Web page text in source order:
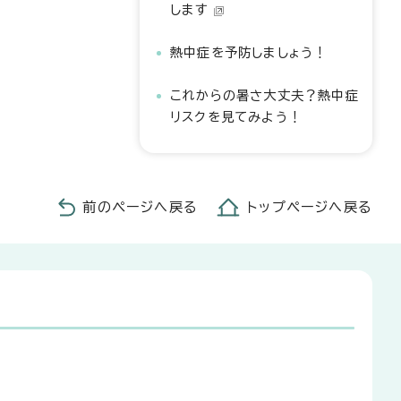
します
熱中症を予防しましょう！
これからの暑さ大丈夫？熱中症
リスクを見てみよう！
前のページへ戻る トップページへ戻る